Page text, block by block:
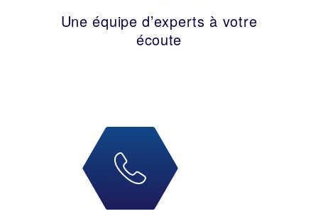
Une équipe d’experts à votre
écoute